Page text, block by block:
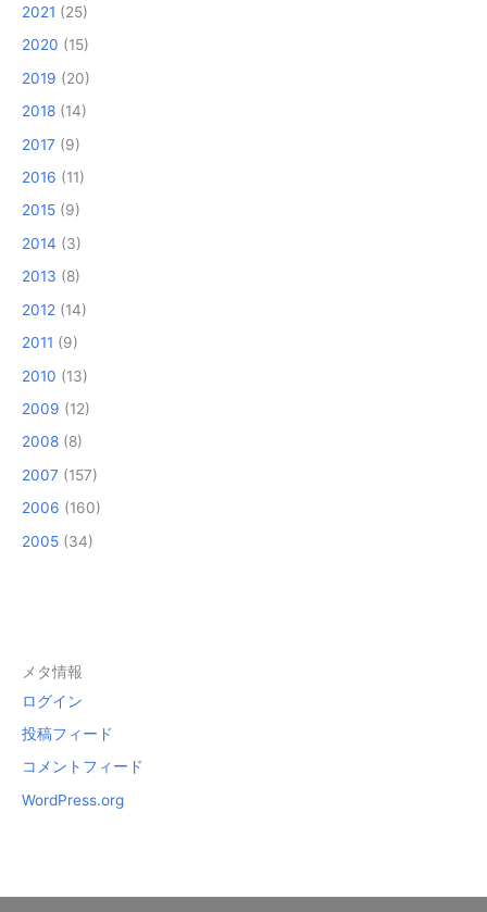
2021 (25)
2020 (15)
2019 (20)
2018 (14)
2017 (9)
2016 (11)
2015 (9)
2014 (3)
2013 (8)
2012 (14)
2011 (9)
2010 (13)
2009 (12)
2008 (8)
2007 (157)
2006 (160)
2005 (34)
メタ情報
ログイン
投稿フィード
コメントフィード
WordPress.org